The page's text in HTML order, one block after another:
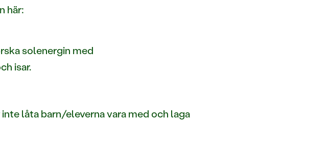
här:
solenergin med
isar.
låta barn/eleverna vara med och laga